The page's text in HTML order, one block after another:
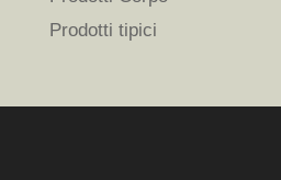
Prodotti tipici